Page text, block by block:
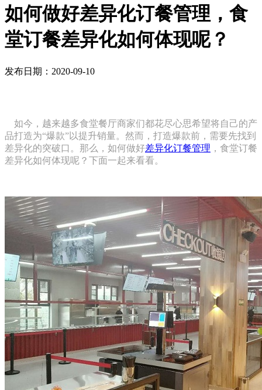
如何做好差异化订餐管理，食
堂订餐差异化如何体现呢？
发布日期：2020-09-10
如今，越来越多食堂餐厅商家们都花尽心思希望将自己的产
品打造为“爆款”以提升销量。然而，打造爆款前，需要先找到
差异化的突破口。那么， 如何做好差异化订餐管理 ，食堂订餐
差异化如何体现呢？ 下面一起来看看。